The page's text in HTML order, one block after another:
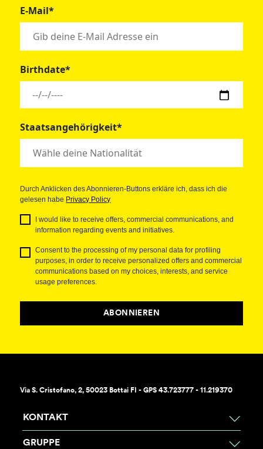
E-Mail*
Birthdate*
Staatsangehörigkeit*
Durch Anklicken des Abonnieren-Buttons erkläre ich, dass ich die
gelesen habe Privacy Policy
I would like to receive offers, commercial communications, and
information regarding events and initiatives.
Consent to the processing of my personal data for profiling
purposes, in order to receive personalized offers and commercial
communications based on my choices, interests, and service
usage preferences.
ABONNIEREN
Via S. Cristofano, 2, 50023 Bottai FI - GPS 43.723777 - 11.219370
KONTAKT
GRUPPE